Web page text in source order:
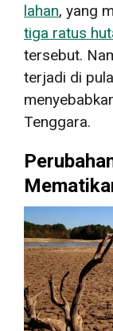
lahan, yang
tiga ratus
tersebut.
terjadi di
Tenggara.